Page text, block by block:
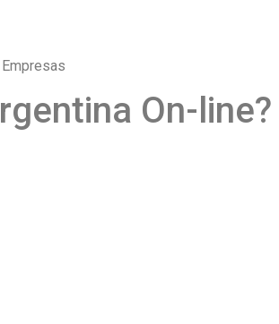
On-line?